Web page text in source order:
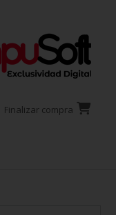
Finalizar compra